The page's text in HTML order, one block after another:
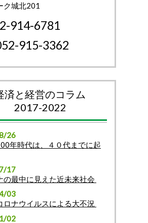
ク城北201
914-6781
915-3362
済と経営のコラム
2017-2022
26
年時代は、４０代までに起
17
の最中に見えた近未来社会
03
ロナウイルスによる大不況
02